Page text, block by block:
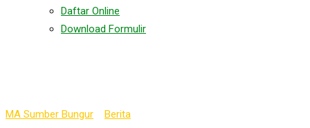
Daftar Online
Download Formulir
MA Sumber Bungur Berita